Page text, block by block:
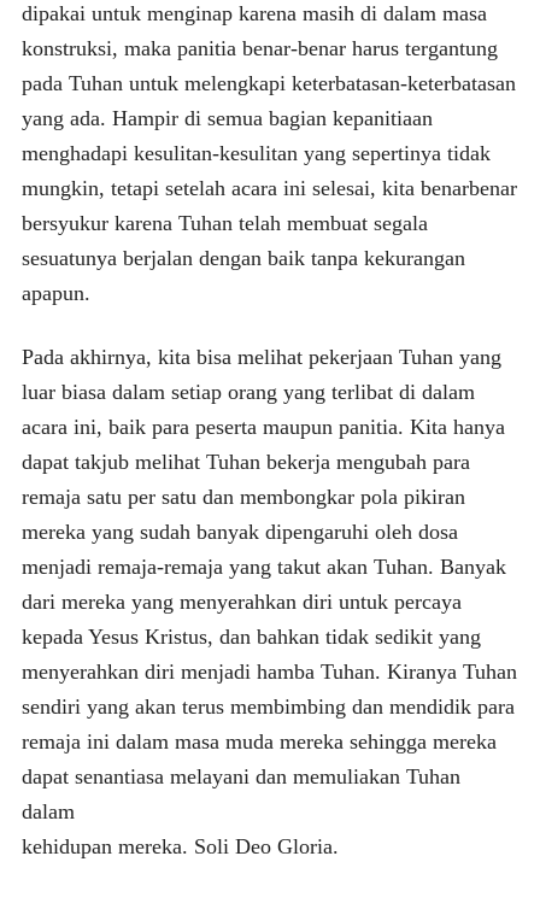
dipakai untuk menginap karena masih di dalam masa
konstruksi, maka panitia benar-benar harus tergantung
pada Tuhan untuk melengkapi keterbatasan-keterbatasan
yang ada. Hampir di semua bagian kepanitiaan
menghadapi kesulitan-kesulitan yang sepertinya tidak
mungkin, tetapi setelah acara ini selesai, kita benarbenar
bersyukur karena Tuhan telah membuat segala
sesuatunya berjalan dengan baik tanpa kekurangan
apapun.
Pada akhirnya, kita bisa melihat pekerjaan Tuhan yang
luar biasa dalam setiap orang yang terlibat di dalam
acara ini, baik para peserta maupun panitia. Kita hanya
dapat takjub melihat Tuhan bekerja mengubah para
remaja satu per satu dan membongkar pola pikiran
mereka yang sudah banyak dipengaruhi oleh dosa
menjadi remaja-remaja yang takut akan Tuhan. Banyak
dari mereka yang menyerahkan diri untuk percaya
kepada Yesus Kristus, dan bahkan tidak sedikit yang
menyerahkan diri menjadi hamba Tuhan. Kiranya Tuhan
sendiri yang akan terus membimbing dan mendidik para
remaja ini dalam masa muda mereka sehingga mereka
dapat senantiasa melayani dan memuliakan Tuhan
dalam
kehidupan mereka. Soli Deo Gloria.